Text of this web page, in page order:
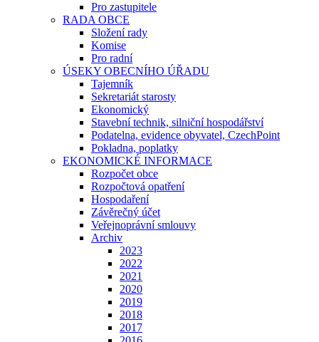
Pro zastupitele
RADA OBCE
Složení rady
Komise
Pro radní
ÚSEKY OBECNÍHO ÚŘADU
Tajemník
Sekretariát starosty
Ekonomický
Stavební technik, silniční hospodářství
Podatelna, evidence obyvatel, CzechPoint
Pokladna, poplatky
EKONOMICKÉ INFORMACE
Rozpočet obce
Rozpočtová opatření
Hospodaření
Závěrečný účet
Veřejnoprávní smlouvy
Archiv
2023
2022
2021
2020
2019
2018
2017